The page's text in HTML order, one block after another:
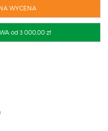
WYCENA
od 3 000,00 zł